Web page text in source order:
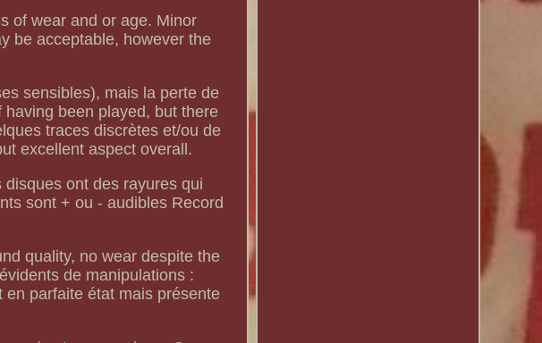
of wear and or age. Minor
be acceptable, however the
sensibles), mais la perte de
been played, but there
traces discrètes et/ou de
excellent aspect overall.
ont des rayures qui
sont + ou - audibles Record
quality, no wear despite the
de manipulations :
parfaite état mais présente